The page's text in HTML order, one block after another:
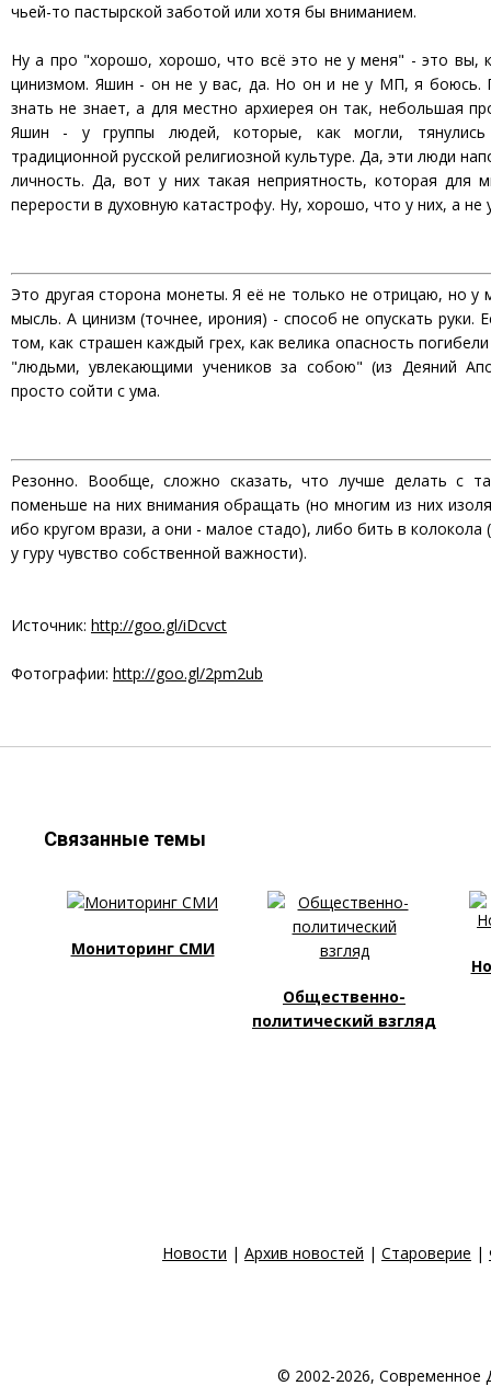
чьей-то пастырской заботой или хотя бы вниманием.
Ну а про "хорошо, хорошо, что всё это не у меня" - это вы,
цинизмом. Яшин - он не у вас, да. Но он и не у МП, я боюсь.
знать не знает, а для местно архиерея он так, небольшая
Яшин - у группы людей, которые, как могли, тянулись
традиционной русской религиозной культуре. Да, эти люди
личность. Да, вот у них такая неприятность, которая для
перерости в духовную катастрофу. Ну, хорошо, что у них, а не
Это другая сторона монеты. Я её не только не отрицаю, но у
мысль. А цинизм (точнее, ирония) - способ не опускать руки.
том, как страшен каждый грех, как велика опасность
"людьми, увлекающими учеников за собою" (из Деяний
просто сойти с ума.
Резонно. Вообще, сложно сказать, что лучше делать с
поменьше на них внимания обращать (но многим из них
ибо кругом врази, а они - малое стадо), либо бить в
у гуру чувство собственной важности).
Источник: http://goo.gl/iDcvct
Фотографии: http://goo.gl/2pm2ub
Связанные темы
Мониторинг СМИ
Общественно-
политический взгляд
Новости | Архив новостей | Староверие |
© 2002-2026, Современное